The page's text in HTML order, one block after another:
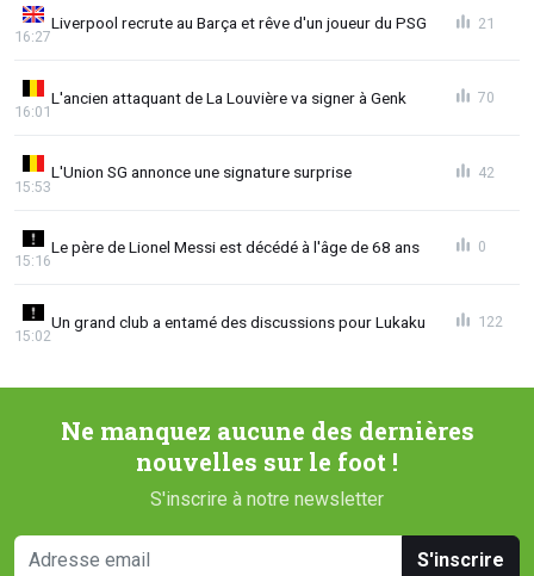
Liverpool recrute au Barça et rêve d'un joueur du PSG
16:27
21
L'ancien attaquant de La Louvière va signer à Genk
16:01
70
L'Union SG annonce une signature surprise
15:53
42
Le père de Lionel Messi est décédé à l'âge de 68 ans
15:16
0
Un grand club a entamé des discussions pour Lukaku
15:02
122
Ne manquez aucune des dernières
nouvelles sur le foot !
S'inscrire à notre newsletter
S'inscrire